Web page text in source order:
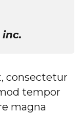
consectetur
tempor
magna